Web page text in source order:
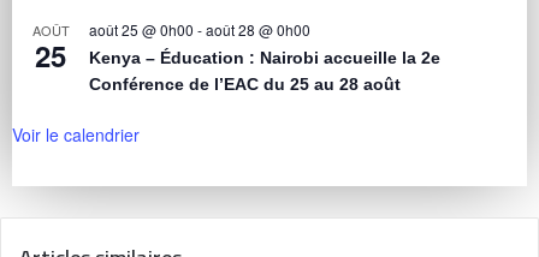
AOÛT
25
août 25 @ 0h00 -août 28 @ 0h00
Kenya – Éducation : Nairobi accueille la 2e
Conférence de l’EAC du 25 au 28 août
Voir le calendrier